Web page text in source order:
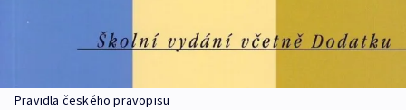
Pravidla českého pravopisu